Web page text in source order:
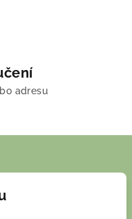
adresu